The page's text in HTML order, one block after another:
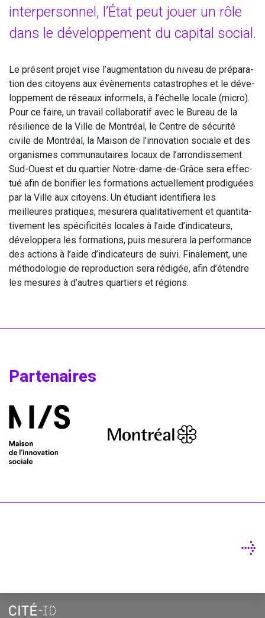
inter­per­son­nel, l’État peut jouer un rôle
dans le déve­lop­pe­ment du capi­tal social.
Le pré­sent pro­jet vise l’augmentation du niveau de pré­pa­ra­
tion des citoyens aux évè­ne­ments catas­trophes et le déve­
lop­pe­ment de réseaux infor­mels, à l’échelle locale (micro).
Pour ce faire, un tra­vail col­la­bo­ra­tif avec le Bureau de la
rési­lience de la Ville de Mont­réal, le Centre de sécu­ri­té
civile de Mont­réal, la Mai­son de l’innovation sociale et des
orga­nismes com­mu­nau­taires locaux de l’arrondissement
Sud-Ouest et du quar­tier Notre-dame-de-Grâce sera effec­
tué afin de boni­fier les for­ma­tions actuel­le­ment pro­di­guées
par la Ville aux citoyens. Un étu­diant iden­ti­fie­ra les
meilleures pra­tiques, mesu­re­ra qua­li­ta­ti­ve­ment et quan­ti­ta­
ti­ve­ment les spé­ci­fi­ci­tés locales à l’aide d’indicateurs,
déve­lop­pe­ra les for­ma­tions, puis mesu­re­ra la per­for­mance
des actions à l’aide d’indicateurs de sui­vi. Fina­le­ment, une
métho­do­lo­gie de repro­duc­tion sera rédi­gée, afin d’étendre
les mesures à d’autres quar­tiers et régions.
Partenaires